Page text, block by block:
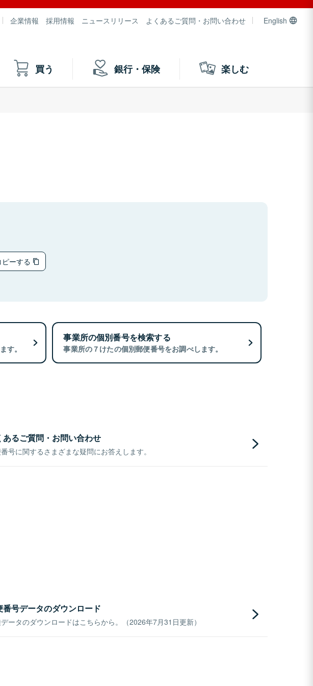
企業情報 採用情報 ニュースリリース よくあるご質問・お問い合わせ English
買う 銀行・保険 楽しむ
ーする
す。
事業所の個別番号を検索する
事業所の７けたの個別郵便番号をお調べします。
あるご質問・お問い合わせ
号に関するさまざまな疑問にお答えします。
番号データのダウンロード
ータのダウンロードはこちらから。（2026年7月31日更新）